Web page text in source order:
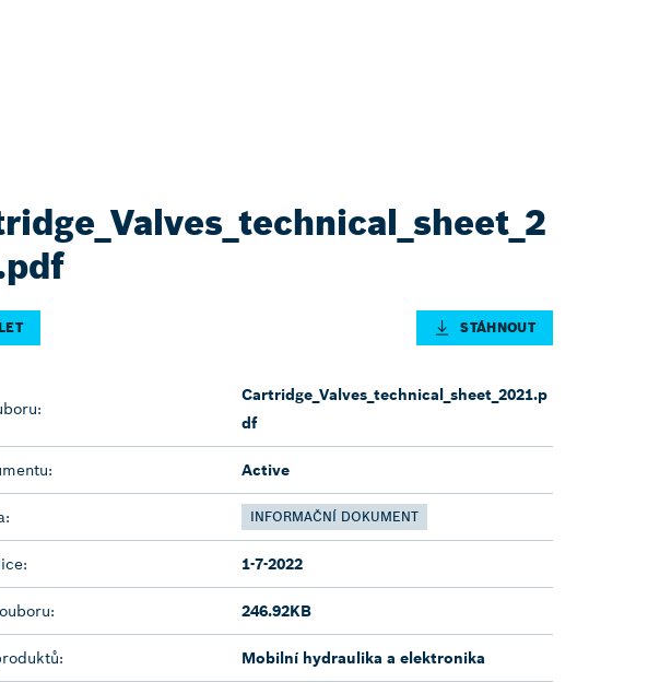
STÁHNOUT
Cartridge_Valves_technical_sheet_2021.p
df
Active
INFORMAČNÍ DOKUMENT
1-7-2022
246.92KB
Mobilní hydraulika a elektronika